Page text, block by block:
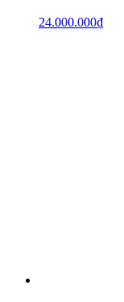
24.000.000₫